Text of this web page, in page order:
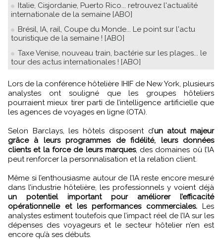
Italie, Cisjordanie, Puerto Rico... retrouvez l'actualité
internationale de la semaine [ABO]
Brésil, IA, rail, Coupe du Monde... Le point sur l'actu
touristique de la semaine ! [ABO]
Taxe Venise, nouveau train, bactérie sur les plages... le
tour des actus internationales ! [ABO]
Lors de la conférence hôtelière IHIF de New York, plusieurs
analystes ont souligné que les groupes hôteliers
pourraient mieux tirer parti de l’intelligence artificielle que
les agences de voyages en ligne (OTA).
Selon Barclays, les hôtels disposent d’un atout majeur
grâce à leurs programmes de fidélité, leurs données
clients et la force de leurs marques, des domaines où l’IA
peut renforcer la personnalisation et la relation client.
Même si l’enthousiasme autour de l’IA reste encore mesuré
dans l’industrie hôtelière, les professionnels y voient déjà
un potentiel important pour améliorer l’efficacité
opérationnelle et les performances commerciales. Les
analystes estiment toutefois que l’impact réel de l’IA sur les
dépenses des voyageurs et le secteur hôtelier n’en est
encore qu’à ses débuts.